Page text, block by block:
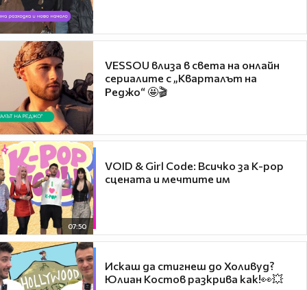
VESSOU влиза в света на онлайн
сериалите с „Кварталът на
Реджо“ 🤩🎬
07:50
VOID & Girl Code: Всичко за K-pop
сцената и мечтите им
Искаш да стигнеш до Холивуд?
Юлиан Костов разкрива как!👀💥